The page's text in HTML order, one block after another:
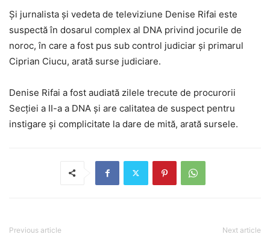
Și jurnalista și vedeta de televiziune Denise Rifai este
suspectă în dosarul complex al DNA privind jocurile de
noroc, în care a fost pus sub control judiciar și primarul
Ciprian Ciucu, arată surse judiciare.
Denise Rifai a fost audiată zilele trecute de procurorii
Secției a II-a a DNA și are calitatea de suspect pentru
instigare și complicitate la dare de mită, arată sursele.
Previous article Next article